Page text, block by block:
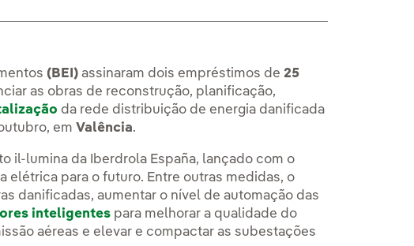
(BEI) assinaram dois empréstimos de 25
as obras de reconstrução, planificação,
da rede distribuição de energia danificada
em Valência.
il-lumina da Iberdrola España, lançado com o
elétrica para o futuro. Entre outras medidas, o
danificadas, aumentar o nível de automação das
inteligentes para melhorar a qualidade do
aéreas e elevar e compactar as subestações